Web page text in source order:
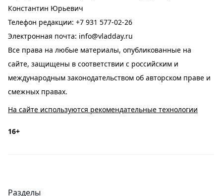
Константин Юрьевич
Телефон редакции: +7 931 577-02-26
Электронная почта: info@vladday.ru
Все права на любые материалы, опубликованные на
сайте, защищены в соответствии с российским и
международным законодательством об авторском праве и
смежных правах.
На сайте используются рекомендательные технологии
16+
Разделы